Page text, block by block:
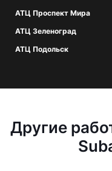
АТЦ Проспект Мира
АТЦ Зеленоград
АТЦ Подольск
Другие